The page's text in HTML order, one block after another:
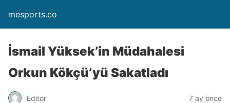
mesports.co
İsmail Yüksek’in Müdahalesi
Orkun Kökçü’yü Sakatladı
Editor 7 ay önce